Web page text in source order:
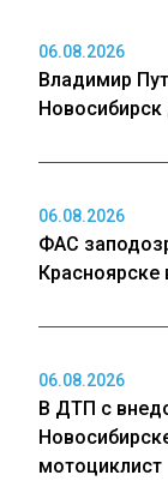
06.08.2026
Владимир
06.08.2026
ФАС
Красноярске
06.08.2026
В ДТП с
мотоциклист